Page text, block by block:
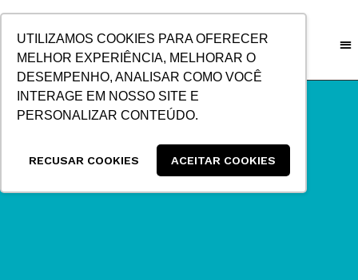
UTILIZAMOS COOKIES PARA OFERECER
MELHOR EXPERIÊNCIA, MELHORAR O
DESEMPENHO, ANALISAR COMO VOCÊ
INTERAGE EM NOSSO SITE E
PERSONALIZAR CONTEÚDO.
RECUSAR COOKIES ACEITAR COOKIES
CONTEÚDO